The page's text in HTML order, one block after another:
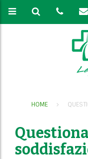
HOME